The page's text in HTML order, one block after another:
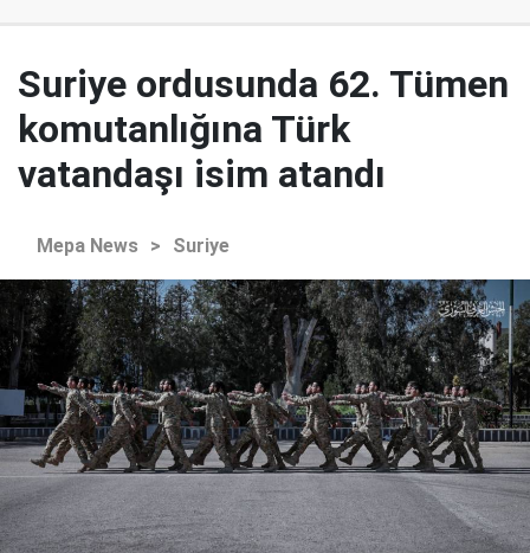
Suriye ordusunda 62. Tümen
komutanlığına Türk
vatandaşı isim atandı
Mepa News > Suriye